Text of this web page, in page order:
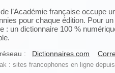
l’Académie française occupe
pour chaque édition. Pour
: un dictionnaire 100 %
: Dictionnaires.com
: sites francophones en ligne